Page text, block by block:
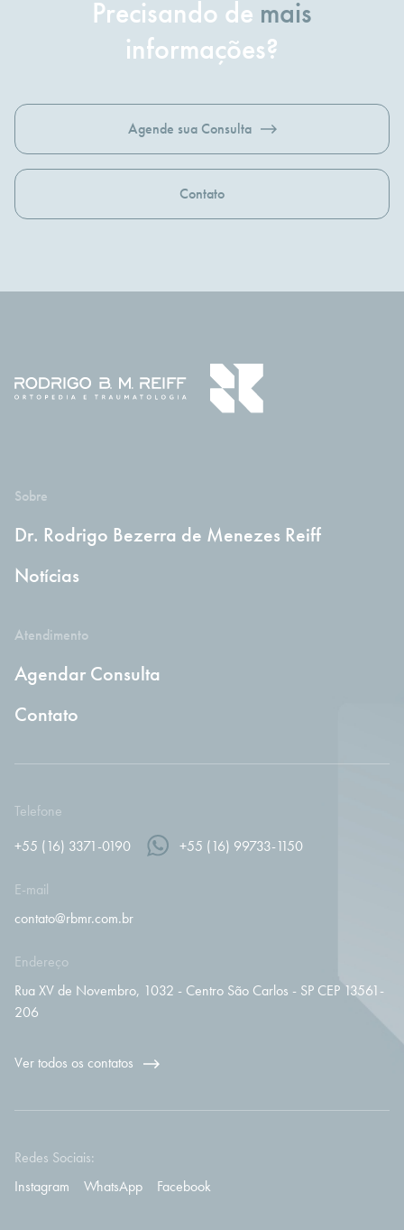
Precisando de mais
informações?
Agende sua Consulta
Contato
Sobre
Dr. Rodrigo Bezerra de Menezes Reiff
Notícias
Atendimento
Agendar Consulta
Contato
Telefone
+55 (16) 3371-0190
+55 (16) 99733-1150
E-mail
contato@rbmr.com.br
Endereço
Rua XV de Novembro, 1032 - Centro São Carlos - SP CEP 13561-
206
Ver todos os contatos
Redes Sociais:
Instagram
WhatsApp Facebook